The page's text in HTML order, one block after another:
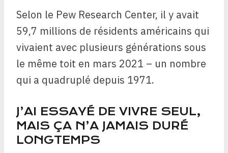
Selon le Pew Research Center, il y avait
59,7 millions de résidents américains qui
vivaient avec plusieurs générations sous
le même toit en mars 2021 – un nombre
qui a quadruplé depuis 1971.
J’AI ESSAYÉ DE VIVRE SEUL,
MAIS ÇA N’A JAMAIS DURÉ
LONGTEMPS